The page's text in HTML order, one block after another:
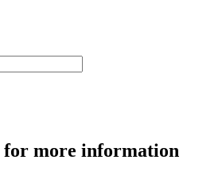
for more information